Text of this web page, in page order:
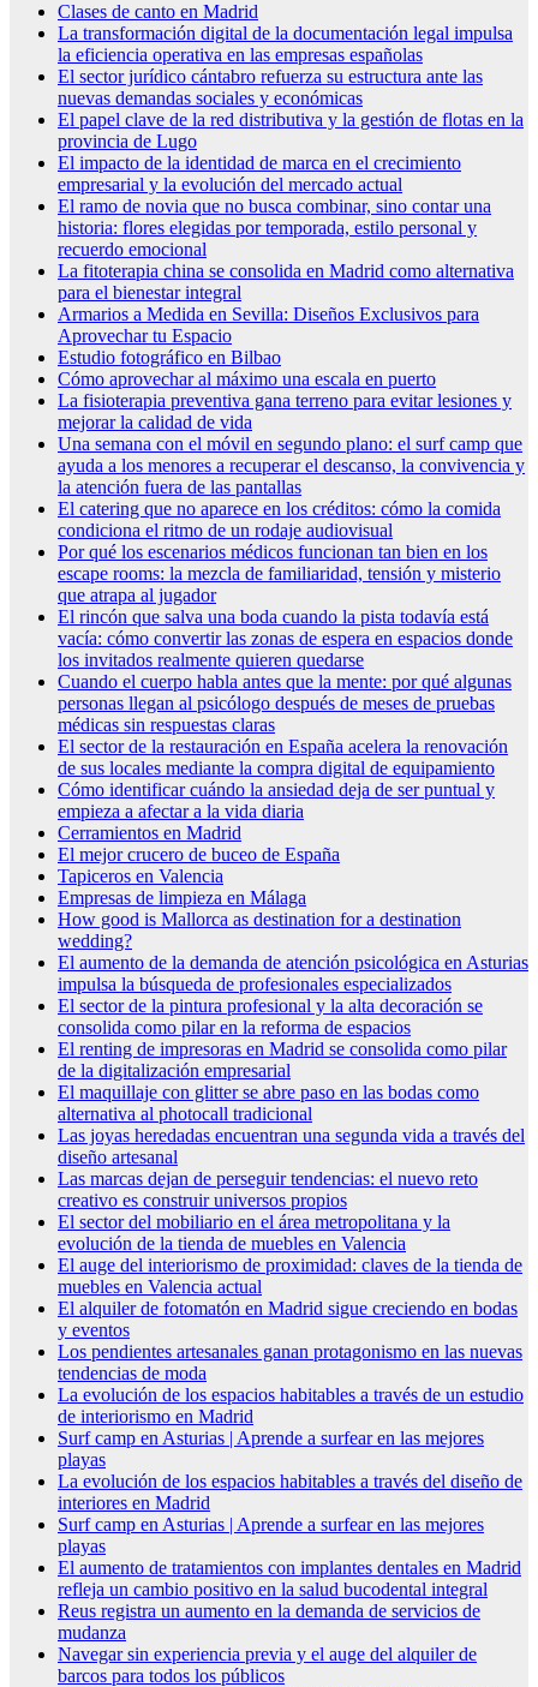
Clases de canto en Madrid
La transformación digital de la documentación legal impulsa
la eficiencia operativa en las empresas españolas
El sector jurídico cántabro refuerza su estructura ante las
nuevas demandas sociales y económicas
El papel clave de la red distributiva y la gestión de flotas en la
provincia de Lugo
El impacto de la identidad de marca en el crecimiento
empresarial y la evolución del mercado actual
El ramo de novia que no busca combinar, sino contar una
historia: flores elegidas por temporada, estilo personal y
recuerdo emocional
La fitoterapia china se consolida en Madrid como alternativa
para el bienestar integral
Armarios a Medida en Sevilla: Diseños Exclusivos para
Aprovechar tu Espacio
Estudio fotográfico en Bilbao
Cómo aprovechar al máximo una escala en puerto
La fisioterapia preventiva gana terreno para evitar lesiones y
mejorar la calidad de vida
Una semana con el móvil en segundo plano: el surf camp que
ayuda a los menores a recuperar el descanso, la convivencia y
la atención fuera de las pantallas
El catering que no aparece en los créditos: cómo la comida
condiciona el ritmo de un rodaje audiovisual
Por qué los escenarios médicos funcionan tan bien en los
escape rooms: la mezcla de familiaridad, tensión y misterio
que atrapa al jugador
El rincón que salva una boda cuando la pista todavía está
vacía: cómo convertir las zonas de espera en espacios donde
los invitados realmente quieren quedarse
Cuando el cuerpo habla antes que la mente: por qué algunas
personas llegan al psicólogo después de meses de pruebas
médicas sin respuestas claras
El sector de la restauración en España acelera la renovación
de sus locales mediante la compra digital de equipamiento
Cómo identificar cuándo la ansiedad deja de ser puntual y
empieza a afectar a la vida diaria
Cerramientos en Madrid
El mejor crucero de buceo de España
Tapiceros en Valencia
Empresas de limpieza en Málaga
How good is Mallorca as destination for a destination
wedding?
El aumento de la demanda de atención psicológica en Asturias
impulsa la búsqueda de profesionales especializados
El sector de la pintura profesional y la alta decoración se
consolida como pilar en la reforma de espacios
El renting de impresoras en Madrid se consolida como pilar
de la digitalización empresarial
El maquillaje con glitter se abre paso en las bodas como
alternativa al photocall tradicional
Las joyas heredadas encuentran una segunda vida a través del
diseño artesanal
Las marcas dejan de perseguir tendencias: el nuevo reto
creativo es construir universos propios
El sector del mobiliario en el área metropolitana y la
evolución de la tienda de muebles en Valencia
El auge del interiorismo de proximidad: claves de la tienda de
muebles en Valencia actual
El alquiler de fotomatón en Madrid sigue creciendo en bodas
y eventos
Los pendientes artesanales ganan protagonismo en las nuevas
tendencias de moda
La evolución de los espacios habitables a través de un estudio
de interiorismo en Madrid
Surf camp en Asturias | Aprende a surfear en las mejores
playas
La evolución de los espacios habitables a través del diseño de
interiores en Madrid
Surf camp en Asturias | Aprende a surfear en las mejores
playas
El aumento de tratamientos con implantes dentales en Madrid
refleja un cambio positivo en la salud bucodental integral
Reus registra un aumento en la demanda de servicios de
mudanza
Navegar sin experiencia previa y el auge del alquiler de
barcos para todos los públicos